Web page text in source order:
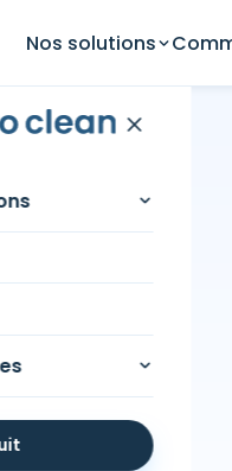
Nos solutions
à